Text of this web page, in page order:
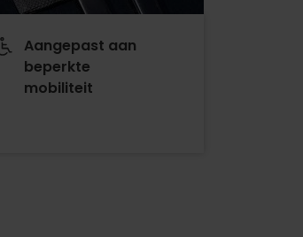
Aangepast aan
beperkte
mobiliteit